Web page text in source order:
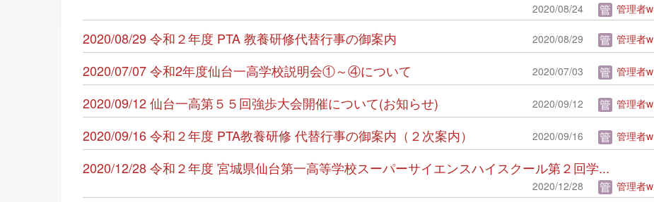
2020/08/24 管理者w
2020/08/29 令和２年度 PTA 教養研修代替行事の御案内 2020/08/29 管理者w
2020/07/07 令和2年度仙台一高学校説明会①～④について 2020/07/03 管理者w
2020/09/12 仙台一高第５５回強歩大会開催について(お知らせ) 2020/09/12 管理者w
2020/09/16 令和２年度 PTA教養研修 代替行事の御案内（２次案内） 2020/09/16 管理者w
2020/12/28 令和２年度 宮城県仙台第一高等学校スーパーサイエンスハイスクール第２回学...
2020/12/28 管理者w